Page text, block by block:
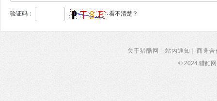
验证码： 看不清楚？
关于猎酷网 站内通知
商务合
© 2024 猎酷